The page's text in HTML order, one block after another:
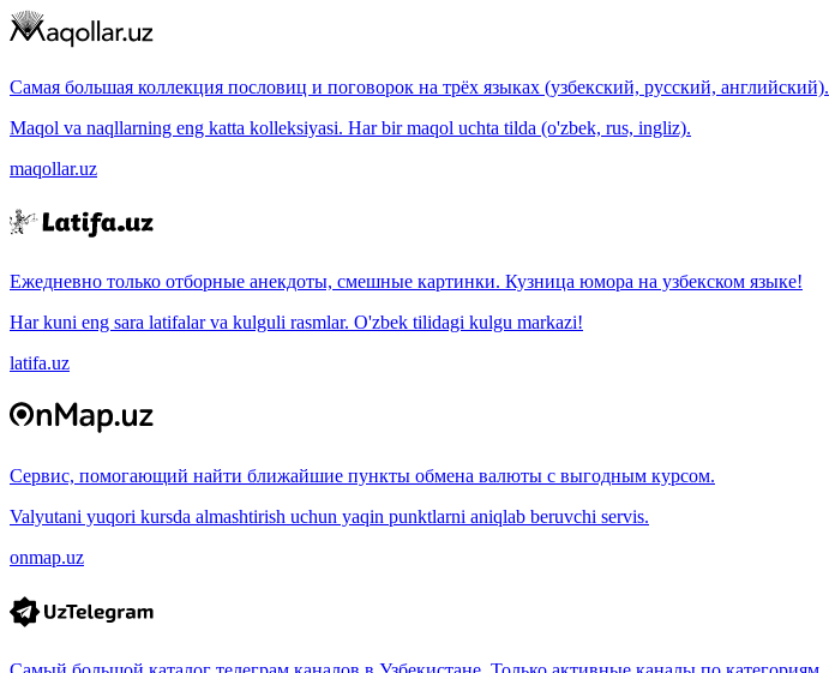
Самая большая коллекция пословиц и поговорок на трёх языках (узбекский, русский, английский).
Maqol va naqllarning eng katta kolleksiyasi. Har bir maqol uchta tilda (o'zbek, rus, ingliz).
maqollar.uz
Ежедневно только отборные анекдоты, смешные картинки. Кузница юмора на узбекском языке!
Har kuni eng sara latifalar va kulguli rasmlar. O'zbek tilidagi kulgu markazi!
latifa.uz
Сервис, помогающий найти ближайшие пункты обмена валюты с выгодным курсом.
Valyutani yuqori kursda almashtirish uchun yaqin punktlarni aniqlab beruvchi servis.
onmap.uz